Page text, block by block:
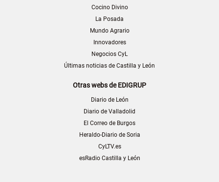
Cocino Divino
La Posada
Mundo Agrario
Innovadores
Negocios CyL
Últimas noticias de Castilla y León
Otras webs de EDIGRUP
Diario de León
Diario de Valladolid
El Correo de Burgos
Heraldo-Diario de Soria
CyLTV.es
esRadio Castilla y León